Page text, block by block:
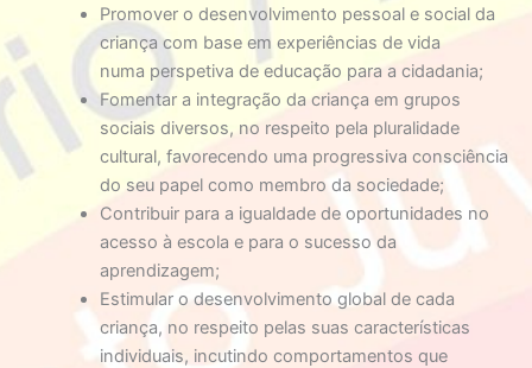
Promover o desenvolvimento pessoal e social da
criança com base em experiências de vida
numa perspetiva de educação para a cidadania;
Fomentar a integração da criança em grupos
sociais diversos, no respeito pela pluralidade
cultural, favorecendo uma progressiva consciência
do seu papel como membro da sociedade;
Contribuir para a igualdade de oportunidades no
acesso à escola e para o sucesso da
aprendizagem;
Estimular o desenvolvimento global de cada
criança, no respeito pelas suas características
individuais, incutindo comportamentos que